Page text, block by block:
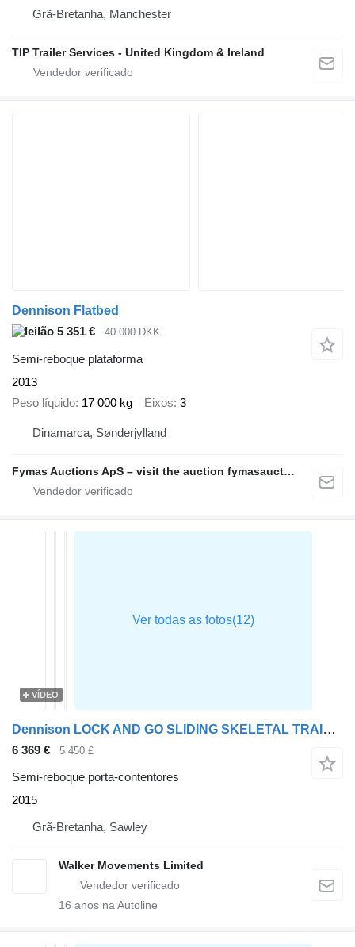
Grã-Bretanha, Manchester
TIP Trailer Services - United Kingdom & Ireland
Dennison Flatbed
5 351 €
40 000 DKK
Semi-reboque plataforma
2013
Peso líquido 17 000 kg Eixos 3
Dinamarca, Sønderjylland
Fymas Auctions ApS – visit the auction fymasauctions.dk
VÍDEO
Dennison LOCK AND GO SLIDING SKELETAL TRAILER – 2015 – C412356
6 369 € 5 450 £
Semi-reboque porta-contentores
2015
Grã-Bretanha, Sawley
Walker Movements Limited
16 anos na Autoline